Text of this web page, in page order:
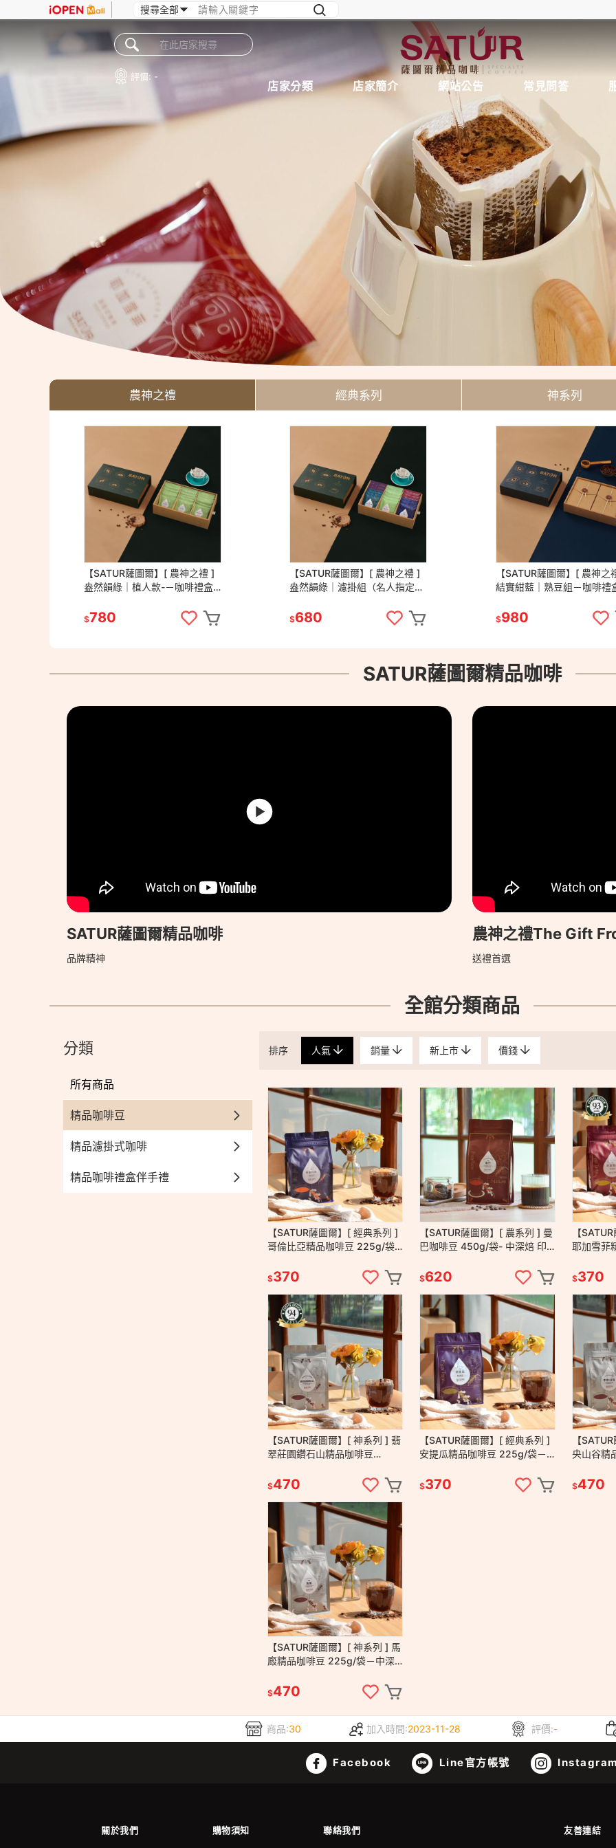
評價: -
店家分類 店家簡介 網站公告 常見問答
農神之禮 經典系列 神系列
【SATUR薩圖爾】[ 農神之禮 ]
盎然韻綠｜植人款-－咖啡禮盒
掛包 送禮
$780
【SATUR薩圖爾】[ 農神之禮 ]
盎然韻綠｜濾掛組（名人指定
豆 掛耳包 濾掛包 送禮
$680
【SATUR薩圖爾】[ 農神之
結實紺藍｜熟豆組－咖啡禮
掛咖啡 送禮
$980
SATUR薩圖爾精品咖啡
SATUR薩圖爾精品咖啡
品牌精神
農神之禮The Gift
送禮首選
全館分類商品
分類
所有商品
精品咖啡豆
精品濾掛式咖啡
精品咖啡禮盒伴手禮
排序 人氣 銷量 新上市 價錢
【SATUR薩圖爾】[ 經典系列 ]
哥倫比亞精品咖啡豆 225g/袋
大伴手禮
$370
【SATUR薩圖爾】[ 農系列 ] 曼
巴咖啡豆 450g/袋- 中深焙 印
$620
【
耶加雪菲
美式 百大
$370
【SATUR薩圖爾】[ 神系列 ] 翡
翠莊園鑽石山精品咖啡豆
式 藝妓 莊園級咖啡豆
$470
【SATUR薩圖爾】[ 經典系列 ]
安提瓜精品咖啡豆 225g/袋－
式 台灣百大伴手禮
$370
【
央山谷精
美式 莊園
$470
【SATUR薩圖爾】[ 神系列 ] 馬
廄精品咖啡豆 225g/袋－中深
式 台灣小農
$470
商品:30 加入時間:2023-11-28 評價:-
Facebook Line官方帳號 Instagram
關於我們 購物須知 聯絡我們 友善連結